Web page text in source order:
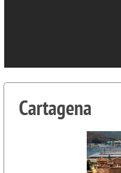
Cartagena